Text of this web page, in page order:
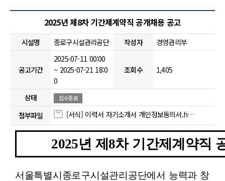
2025년 제8차 기간제계약직 공개채용 공고
시설명 종로구시설관리공단 작성자 경영관리부
공고기간
2025-07-11 00:00
~ 2025-07-21 18:0
0
조회수 1,405
상태 접수종료
첨부파일 [서식] 이력서 자기소개서 개인정보동의서.hwp [54.5KB]
2025년 제 8차 기간제계약직
서울특별시종로구시설관리공단에서 능력과 창